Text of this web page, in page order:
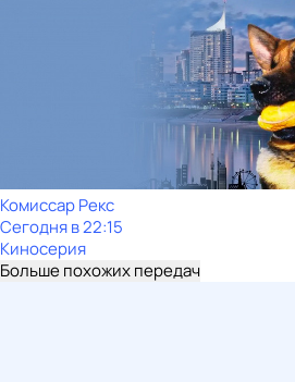
Комиссар Рекс
Сегодня в 22:15
Киносерия
Больше похожих передач